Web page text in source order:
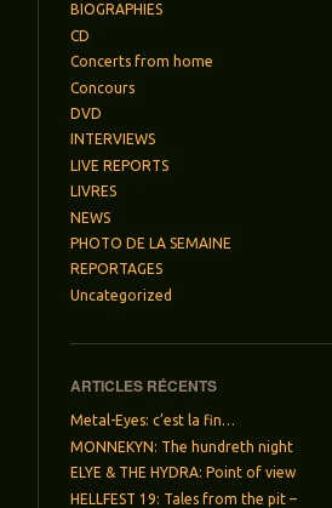
BIOGRAPHIES
CD
Concerts from home
Concours
DVD
INTERVIEWS
LIVE REPORTS
LIVRES
NEWS
PHOTO DE LA SEMAINE
REPORTAGES
Uncategorized
ARTICLES RÉCENTS
Metal-Eyes: c’est la fin…
MONNEKYN: The hundreth night
ELYE & THE HYDRA: Point of view
HELLFEST 19: Tales from the pit –